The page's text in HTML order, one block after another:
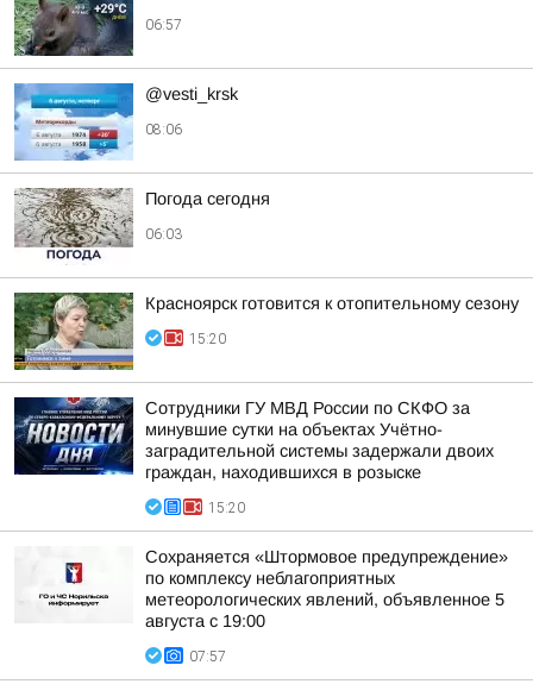
06:57
@vesti_krsk
08:06
Погода сегодня
06:03
Красноярск готовится к отопительному сезону
15:20
Сотрудники ГУ МВД России по СКФО за
минувшие сутки на объектах Учётно-
заградительной системы задержали двоих
граждан, находившихся в розыске
15:20
Сохраняется «Штормовое предупреждение»
по комплексу неблагоприятных
метеорологических явлений, объявленное 5
августа с 19:00
07:57